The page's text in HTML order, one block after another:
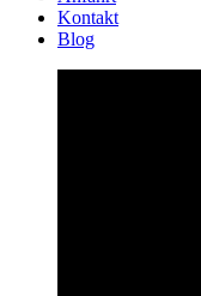
Kontakt
Blog